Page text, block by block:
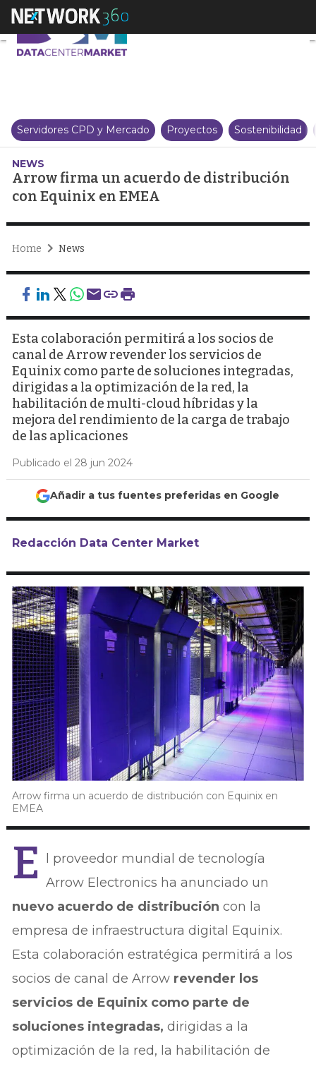
Arrow firma un acuerdo de
Servidores CPD y Mercado Proyectos Sostenibilidad
NEWS
Arrow firma un acuerdo de distribución
con Equinix en EMEA
Home News
Esta colaboración permitirá a los socios de
canal de Arrow revender los servicios de
Equinix como parte de soluciones integradas,
dirigidas a la optimización de la red, la
habilitación de multi-cloud híbridas y la
mejora del rendimiento de la carga de trabajo
de las aplicaciones
Publicado el 28 jun 2024
Añadir a tus fuentes preferidas en Google
Redacción Data Center Market
Arrow firma un acuerdo de distribución con Equinix en
EMEA
E
l proveedor mundial de tecnología
Arrow Electronics ha anunciado un
nuevo acuerdo de distribución con la
empresa de infraestructura digital Equinix.
Esta colaboración estratégica permitirá a los
socios de canal de Arrow revender los
servicios de Equinix como parte de
soluciones integradas, dirigidas a la
optimización de la red, la habilitación de